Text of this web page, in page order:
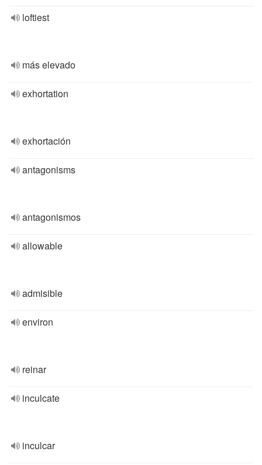
loftiest
más elevado
exhortation
exhortación
antagonisms
antagonismos
allowable
admisible
environ
reinar
inculcate
inculcar